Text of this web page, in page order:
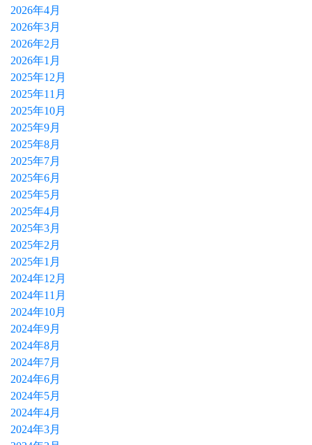
2026年4月
2026年3月
2026年2月
2026年1月
2025年12月
2025年11月
2025年10月
2025年9月
2025年8月
2025年7月
2025年6月
2025年5月
2025年4月
2025年3月
2025年2月
2025年1月
2024年12月
2024年11月
2024年10月
2024年9月
2024年8月
2024年7月
2024年6月
2024年5月
2024年4月
2024年3月